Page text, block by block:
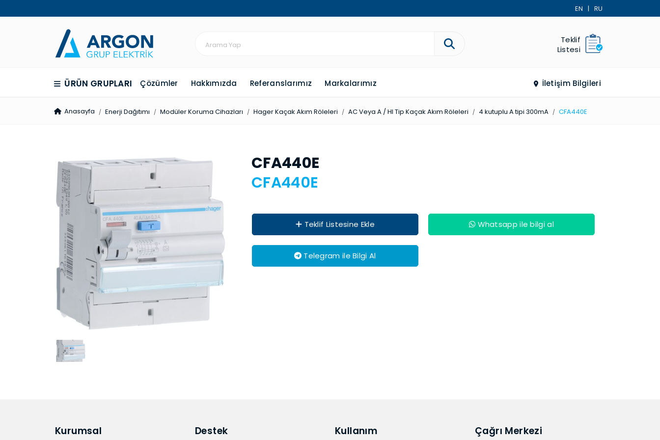
EN | RU
Teklif
Listesi
ÜRÜN GRUPLARI Çözümler Hakkımızda Referanslarımız Markalarımız İletişim Bilgileri
Anasayfa Enerji Dağıtımı Modüler Koruma Cihazları Hager Kaçak Akım Röleleri AC Veya A / HI Tip Kaçak Akım Röleleri 4 kutuplu A tipi 300mA CFA440E
CFA440E
CFA440E
Teklif Listesine Ekle Whatsapp ile bilgi al
Telegram ile Bilgi Al
Kurumsal Destek Kullanım Çağrı Merkezi